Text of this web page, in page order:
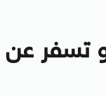
تسفر عن